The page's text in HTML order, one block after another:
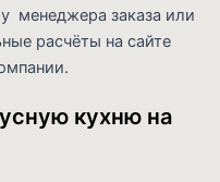
менеджера заказа или
расчёты на сайте
кухню на